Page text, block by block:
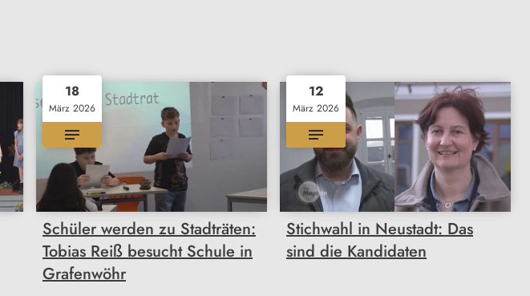
18
März 2026
Schüler werden zu Stadträten:
Tobias Reiß besucht Schule in
Grafenwöhr
12
März 2026
Stichwahl in Neustadt: Das
sind die Kandidaten